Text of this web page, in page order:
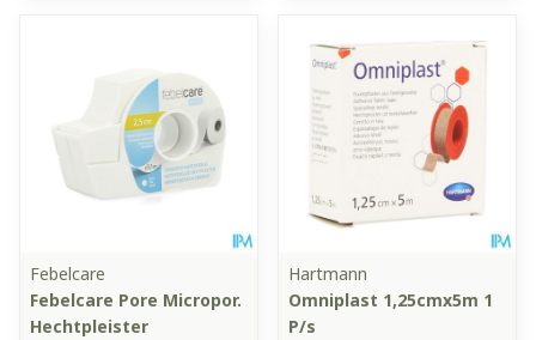
Febelcare
Febelcare Pore Micropor.
Hechtpleister
Hartmann
Omniplast 1,25cmx5m 1
P/s